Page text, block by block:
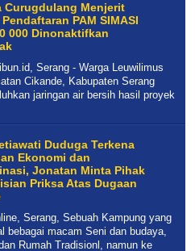
Curugdulang Menjerit
PAM SIMASI
000 Dinonaktifkan
Serang - Warga Leuwilimus
Cikande, Kabupaten Serang
jaringan air bersih hasil proyek
Duduga Terkena
Ekonomi dan
Jonatan Minta Pihak
Priksa Atas Dugaan
Serang, Sebuah Kampung yang
bebagai macam Seni dan budaya,
Rumah Tradisionl, namun ke